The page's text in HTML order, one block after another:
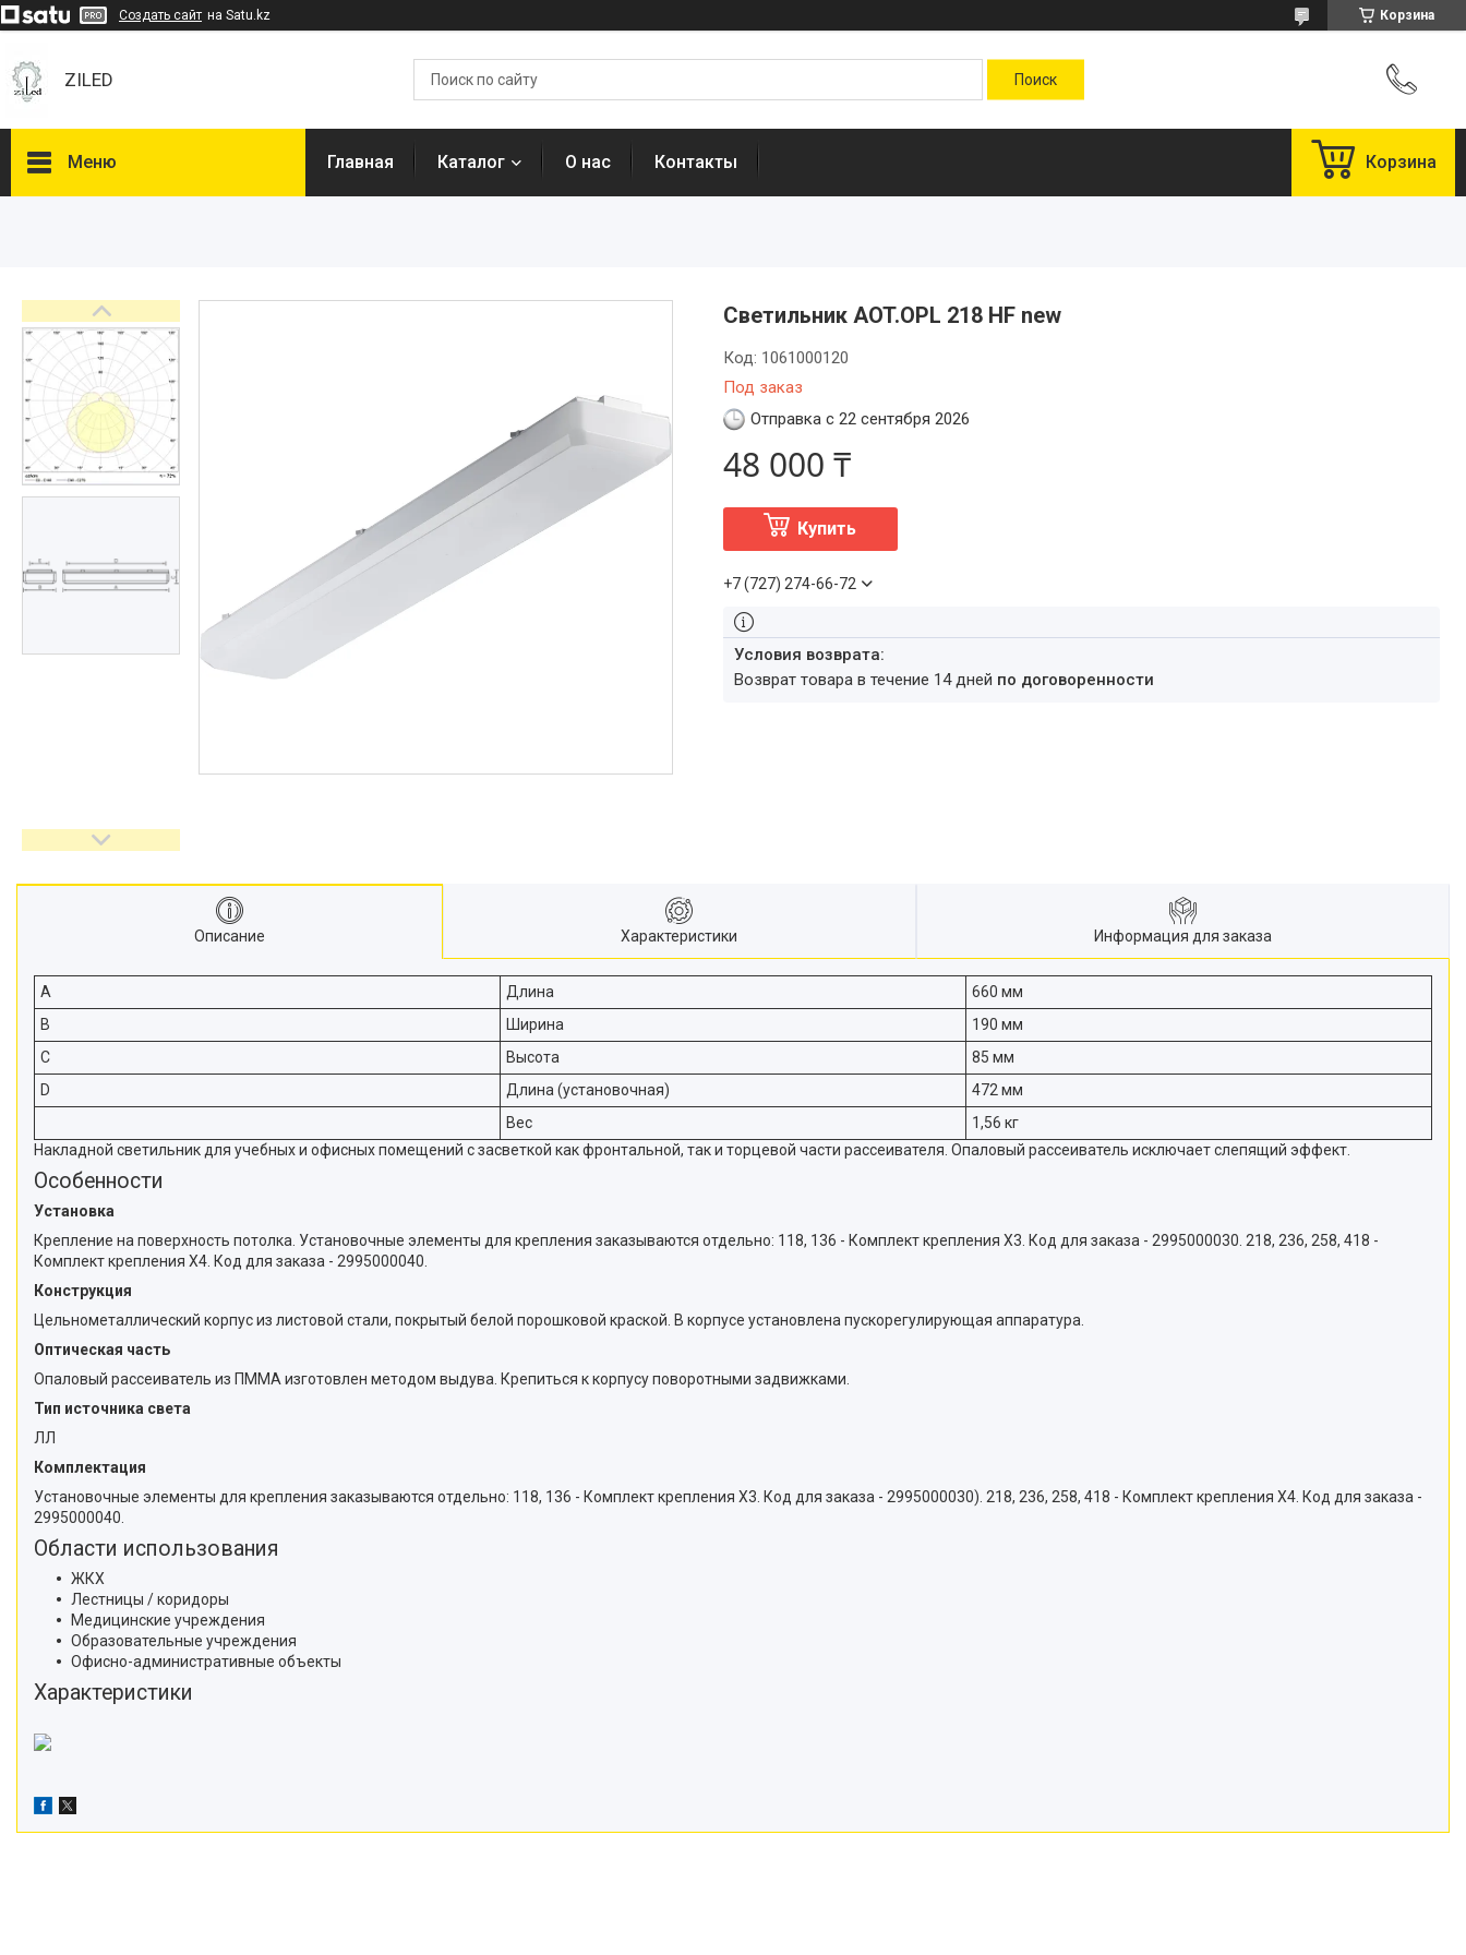
Создать сайт на Satu.kz Корзина
ZILED
Меню
ФАРЛАЙТ
АСТЗ
NLCO
INNOLUX
О нас
Отзывы
Главная Каталог О нас Контакты Корзина
Светильник AOT.OPL 218 HF new
Под заказ
Код: 1061000120
Отправка с 22 сентября 2026
48 000 ₸
Купить
+7 (727) 274-66-72
возврат товара в течение 14 дней по договоренности
Описание Характеристики Информация для заказа
A Длина
660 мм
B
Ширина
190 мм
C
Высота
85 мм
D
Длина (установочная)
472 мм
Вес
1,56 кг
Накладной светильник для учебных и офисных помещений с засветкой как фронтальной, так и торцевой части рассеивателя. Опаловый рассеиватель исключает слепящий эффект.
Особенности
Установка
Крепление на поверхность потолка. Установочные элементы для крепления заказываются отдельно: 118, 136 - Комплект крепления Х3. Код для заказа - 2995000030. 218, 236, 258, 418 -
Комплект крепления Х4. Код для заказа - 2995000040.
Конструкция
Цельнометаллический корпус из листовой стали, покрытый белой порошковой краской. В корпусе установлена пускорегулирующая аппаратура.
Оптическая часть
Опаловый рассеиватель из ПММА изготовлен методом выдува. Крепиться к корпусу поворотными задвижками.
Тип источника света
ЛЛ
Комплектация
Установочные элементы для крепления заказываются отдельно: 118, 136 - Комплект крепления Х3. Код для заказа - 2995000030). 218, 236, 258, 418 - Комплект крепления Х4. Код для заказа -
2995000040.
Области использования
ЖКХ
Лестницы / коридоры
Медицинские учреждения
Образовательные учреждения
Офисно-административные объекты
Характеристики